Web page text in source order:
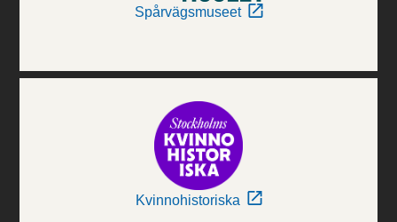
Spårvägsmuseet
Kvinnohistoriska